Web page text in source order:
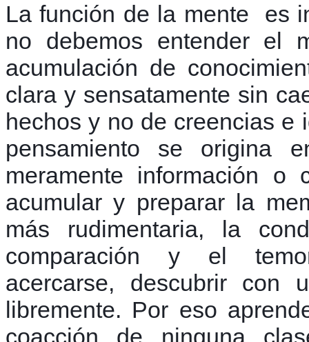
La función de la mente es
no debemos entender el
acumulación de
clara y sensatamente sin
hechos y no de creencias e
pensamiento se origina
meramente información o
acumular y preparar la
más rudimentaria, la
comparación y el
acercarse, descubrir con
libremente. Por eso
coacción de ninguna